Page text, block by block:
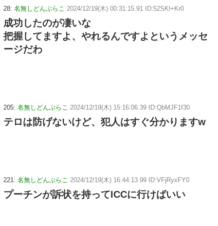
28: 名無しどんぶらこ 2024/12/19(木) 00:31:15.91 ID:52SKl+Kr0
成功したのが凄いな
把握してますよ、やれるんですよというメッセ
ージだわ
205: 名無しどんぶらこ 2024/12/19(木) 15:16:06.39 ID:QbMJF1f30
テロは防げないけど、犯人はすぐ分かりますw
221: 名無しどんぶらこ 2024/12/19(木) 16:44:13.99 ID:VFjRyxFY0
プーチンが訴状を持ってICCに行けばいい